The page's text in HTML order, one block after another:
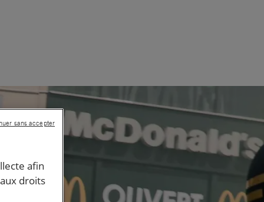
afin
droits
sans accepter